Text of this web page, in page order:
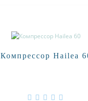
Компрессор Hailea